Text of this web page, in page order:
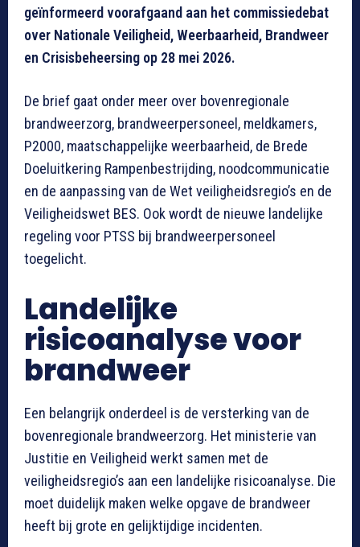
geïnformeerd voorafgaand aan het commissiedebat
over Nationale Veiligheid, Weerbaarheid, Brandweer
en Crisisbeheersing op 28 mei 2026.
De brief gaat onder meer over bovenregionale
brandweerzorg, brandweerpersoneel, meldkamers,
P2000, maatschappelijke weerbaarheid, de Brede
Doeluitkering Rampenbestrijding, noodcommunicatie
en de aanpassing van de Wet veiligheidsregio’s en de
Veiligheidswet BES. Ook wordt de nieuwe landelijke
regeling voor PTSS bij brandweerpersoneel
toegelicht.
Landelijke
risicoanalyse voor
brandweer
Een belangrijk onderdeel is de versterking van de
bovenregionale brandweerzorg. Het ministerie van
Justitie en Veiligheid werkt samen met de
veiligheidsregio’s aan een landelijke risicoanalyse. Die
moet duidelijk maken welke opgave de brandweer
heeft bij grote en gelijktijdige incidenten.